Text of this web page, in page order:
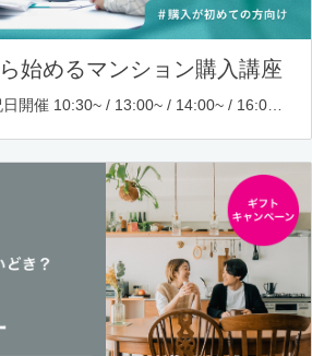
始めるマンション購入講座